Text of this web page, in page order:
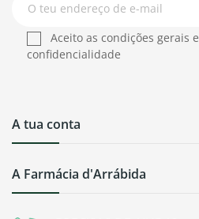
A Farmácia d'Arrábida
A tua conta
Aceito as condições gerais
confidencialidade